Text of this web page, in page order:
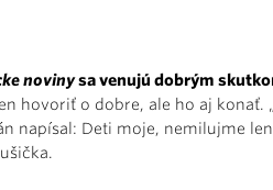
novinysa venujú dobrým
hovoriť o dobre, ale ho aj konať.
napísal: Deti moje, nemilujme